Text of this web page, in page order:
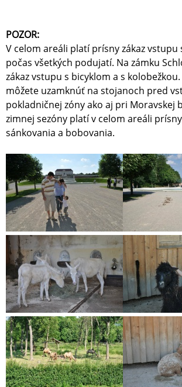
POZOR:
V celom areáli platí prísny zákaz vstupu
počas všetkých podujatí. Na zámku
zákaz vstupu s bicyklom a s kolobežkou.
môžete uzamknúť na stojanoch pred
pokladničnej zóny ako aj pri Moravskej
zimnej sezóny platí v celom areáli
sánkovania a bobovania.